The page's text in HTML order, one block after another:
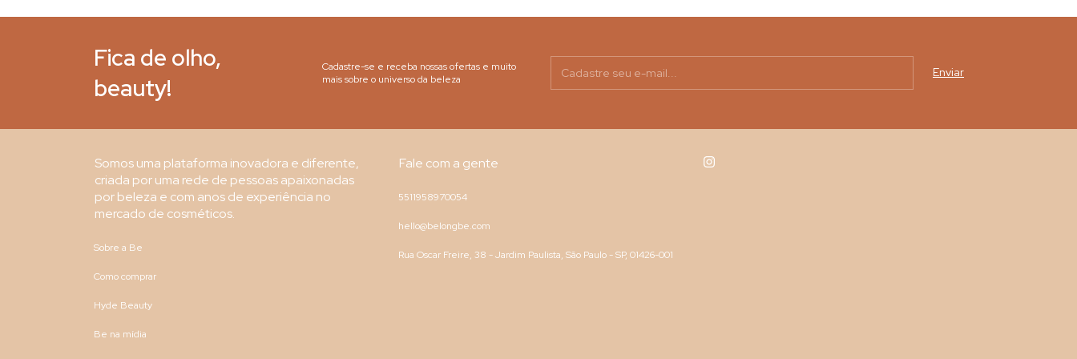
Fica de olho,
beauty!
Cadastre-se e receba nossas ofertas e muito
mais sobre o universo da beleza
Somos uma plataforma inovadora e diferente,
criada por uma rede de pessoas apaixonadas
por beleza e com anos de experiência no
mercado de cosméticos.
Sobre a Be
Como comprar
Hyde Beauty
Be na mídia
Fale com a gente
5511958970054
hello@belongbe.com
Rua Oscar Freire, 38 - Jardim Paulista, São Paulo - SP, 01426-001